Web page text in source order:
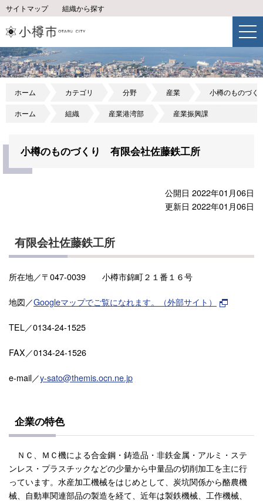
サイトマップ 組織から探す
ホーム カテゴリ 分野 産業 小樽のものづく
ホーム 組織 産業港湾部 産業振興課
小樽のものづくり 有限会社佐藤鉄工所
公開日 2022年01月06日
更新日 2022年01月06日
有限会社佐藤鉄工所
所在地／〒047-0039 小樽市錦町２１番１６号
地図／Googleマップでご覧になれます。（外部サイト）
TEL／0134-24-1525
FAX／0134-24-1526
e-mail／y-sato@themis.ocn.ne.jp
企業の特色
ＮＣ、ＭＣ機による合金鋼・鋳造品・非鉄金属・アルミ・ステ
ンレス・プラスチックなどの少量から中量品の切削加工を主に行
っています。水産加工機械をはじめとして、炭坑関係から酪農機
械、自動車関連部品の製造を経て、近年は製鉄機械、工作機械、